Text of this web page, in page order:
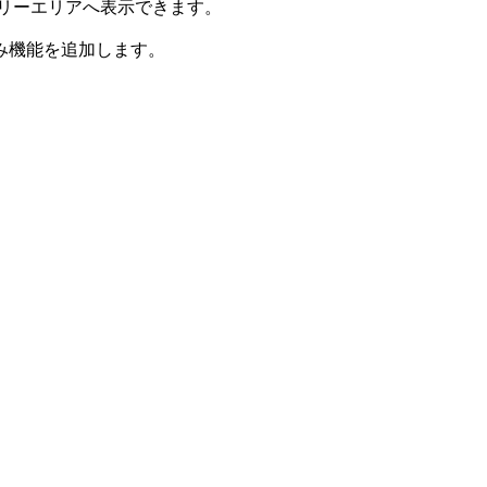
ーエリアへ表示できます。
能を追加します。